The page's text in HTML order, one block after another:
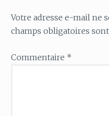
Votre adresse e-mail ne
champs obligatoires
Commentaire *